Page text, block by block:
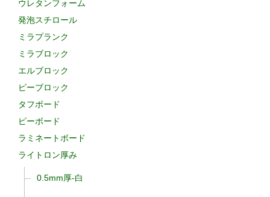
ウレタンフォーム
発泡スチロール
ミラプランク
ミラブロック
エルブロック
ピーブロック
タフボード
ピーボード
ラミネートボード
ライトロン厚み
0.5mm厚-白